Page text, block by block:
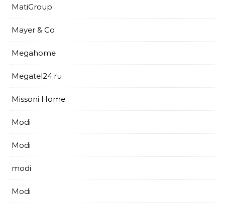
MatiGroup
Mayer & Co
Megahome
Megatel24.ru
Missoni Home
Modi
Modi
modi
Modi